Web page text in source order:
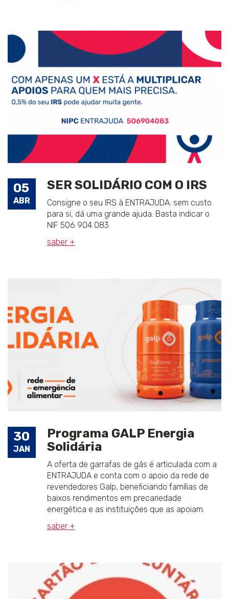
05
ABR
SER SOLIDÁRIO COM O IRS
Consigne o seu IRS à ENTRAJUDA: sem custo
para si, dá uma grande ajuda. Basta indicar o
NIF 506 904 083
saber +
30
JAN
Programa GALP Energia
Solidária
A oferta de garrafas de gás é articulada com a
ENTRAJUDA e conta com o apoio da rede de
revendedores Galp, beneficiando famílias de
baixos rendimentos em precariedade
energética e as instituições que as apoiam.
saber +